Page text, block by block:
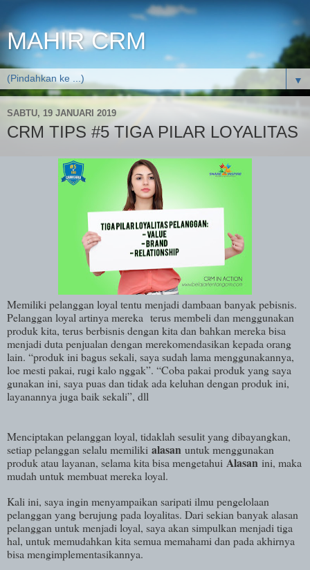
MAHIR CRM
▼
SABTU, 19 JANUARI 2019
CRM TIPS #5 TIGA PILAR LOYALITAS
Memiliki pelanggan loyal tentu menjadi dambaan banyak pebisnis.
Pelanggan loyal artinya mereka terus membeli dan menggunakan
produk kita, terus berbisnis dengan kita dan bahkan mereka bisa
menjadi duta penjualan dengan merekomendasikan kepada orang
lain. “produk ini bagus sekali, saya sudah lama menggunakannya,
loe mesti pakai, rugi kalo nggak”. “Coba pakai produk yang saya
gunakan ini, saya puas dan tidak ada keluhan dengan produk ini,
layanannya juga baik sekali”, dll
Menciptakan pelanggan loyal, tidaklah sesulit yang dibayangkan,
setiap pelanggan selalu memiliki alasan untuk menggunakan
produk atau layanan, selama kita bisa mengetahui Alasan ini, maka
mudah untuk membuat mereka loyal.
Kali ini, saya ingin menyampaikan saripati ilmu pengelolaan
pelanggan yang berujung pada loyalitas. Dari sekian banyak alasan
pelanggan untuk menjadi loyal, saya akan simpulkan menjadi tiga
hal, untuk memudahkan kita semua memahami dan pada akhirnya
bisa mengimplementasikannya.